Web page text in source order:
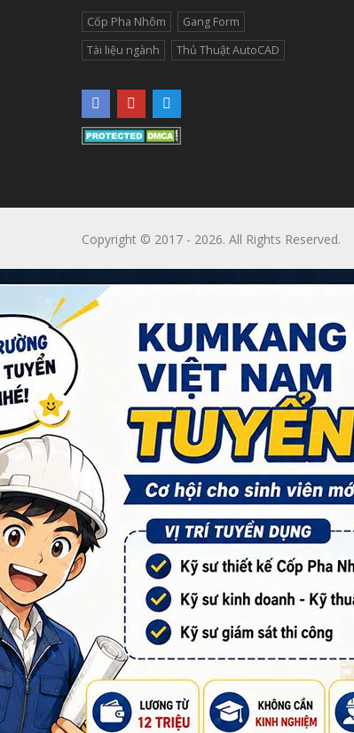
Cốp Pha Nhôm
Gang Form
Tài liệu ngành
Thủ Thuật AutoCAD
Copyright © 2017 - 2026. All Rights Reserved.